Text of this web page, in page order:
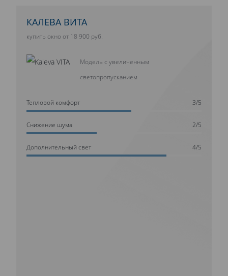
КАЛЕВА ВИТА
купить окно от 18 900 руб.
Модель с увеличенным
светопропусканием
Тепловой комфорт 3/5
Cнижение шума 2/5
Дополнительный свет 4/5